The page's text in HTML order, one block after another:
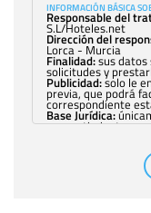
INFORMACIÓN BÁSICA
Responsable del
S.L/Hoteles.net
Dirección del
Lorca - Murcia
Finalidad:sus datos
solicitudes y
Publicidad:solo le
previa, que podrá
correspondiente
Base Jurídica:
consentimiento
con
nuestra entidad
tener
comunicarán